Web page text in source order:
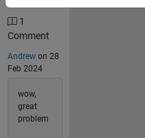
1
Comment
Andrewon 28
Feb 2024
wow,
great
problem